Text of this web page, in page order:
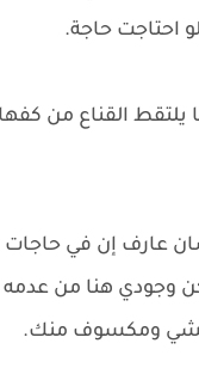
احتاجت حاجة.
يلتقط القناع من
عارف إن في حاجات
وجودي هنا من
ومكسوف منك.